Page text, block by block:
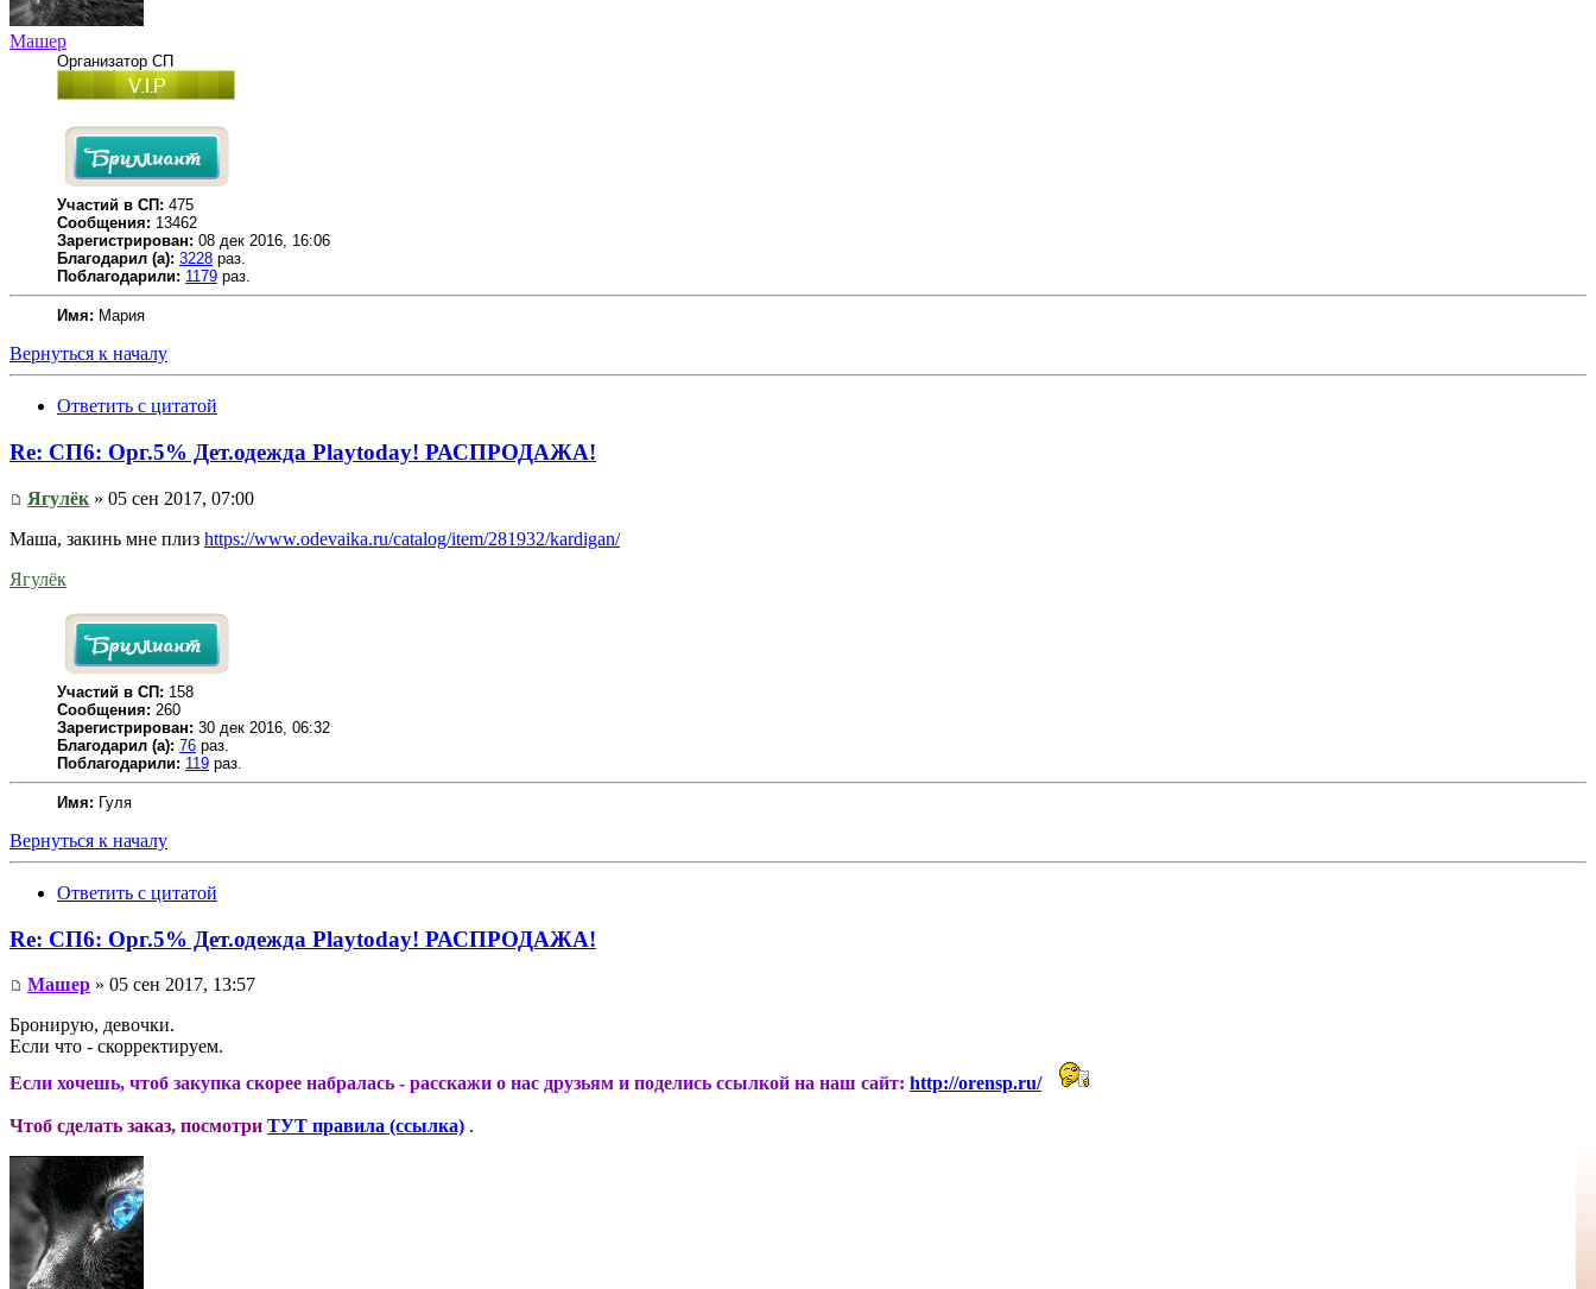
Машер
Организатор СП
Участий в СП: 475
Сообщения: 13462
Зарегистрирован: 08 дек 2016, 16:06
Благодарил (а): 3228 раз.
Поблагодарили: 1179 раз.
Имя: Мария
Вернуться к началу
Ответить с цитатой
Re: СП6: Орг.5% Дет.одежда Playtoday! РАСПРОДАЖА!
Ягулёк » 05 сен 2017, 07:00
Маша, закинь мне плиз https://www.odevaika.ru/catalog/item/281932/kardigan/
Ягулёк
Участий в СП: 158
Сообщения: 260
Зарегистрирован: 30 дек 2016, 06:32
Благодарил (а): 76 раз.
Поблагодарили: 119 раз.
Имя: Гуля
Вернуться к началу
Ответить с цитатой
Re: СП6: Орг.5% Дет.одежда Playtoday! РАСПРОДАЖА!
Машер » 05 сен 2017, 13:57
Бронирую, девочки.
Если что - скорректируем.
Если хочешь, чтоб закупка скорее набралась - расскажи о нас друзьям и поделись ссылкой на наш сайт: http://orensp.ru/
Чтоб сделать заказ, посмотри ТУТ правила (ссылка) .